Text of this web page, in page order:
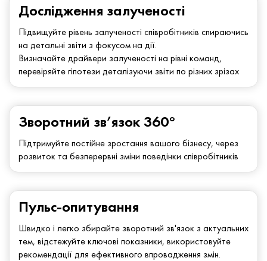
Дослідження залученості
Підвищуйте рівень залученості співробітників спираючись
на детальні звіти з фокусом на дії.
Визначайте драйвери залученості на рівні команд,
перевіряйте гіпотези деталізуючи звіти по різних зрізах
Зворотний зв’язок 360°
Підтримуйте постійне зростання вашого бізнесу, через
розвиток та безперервні зміни поведінки співробітників
Пульс-опитування
Швидко і легко збирайте зворотний зв'язок з актуальних
тем, відстежуйте ключові показники, використовуйте
рекомендації для ефективного впровадження змін.